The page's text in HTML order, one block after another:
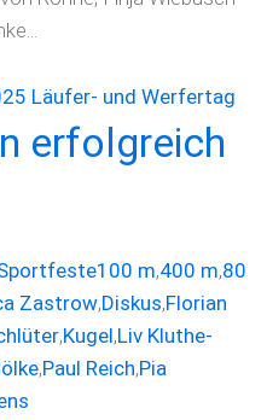
erfolgreich
100 m,400 m,80
Zastrow,Diskus,Florian
,Kugel,Liv Kluthe-
,Paul Reich,Pia